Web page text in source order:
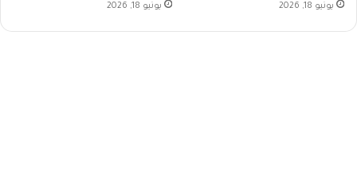
يونيو 18, 2026 يونيو 18, 2026